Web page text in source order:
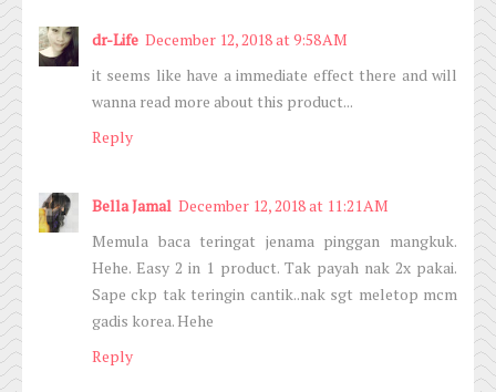
dr-Life December 12, 2018 at 9:58 AM
it seems like have a immediate effect there and will
wanna read more about this product...
Reply
Bella Jamal December 12, 2018 at 11:21 AM
Memula baca teringat jenama pinggan mangkuk.
Hehe. Easy 2 in 1 product. Tak payah nak 2x pakai.
Sape ckp tak teringin cantik..nak sgt meletop mcm
gadis korea. Hehe
Reply